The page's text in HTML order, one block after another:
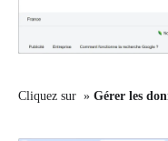
Cliquez sur » Gérer les